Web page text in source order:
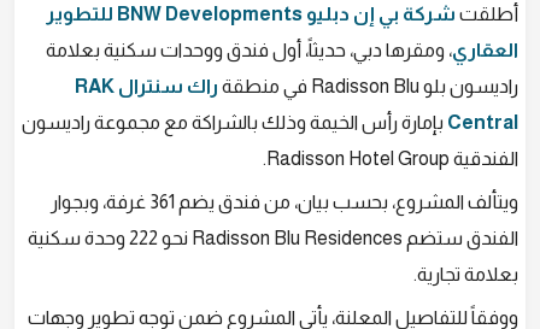
أطلقت
شركة بي إن دبليو BNW Developments للتطوير
العقاري، ومقرها دبي، حديثاً، أول فندق ووحدات سكنية بعلامة
راديسون بلو Radisson Blu في منطقة
راك سنترال RAK
Central بإمارة رأس الخيمة وذلك بالشراكة مع مجموعة راديسون
الفندقية Radisson Hotel Group.
ويتألف المشروع، بحسب بيان، من فندق يضم 361 غرفة، وبجوار
الفندق ستضم Radisson Blu Residences نحو 222 وحدة سكنية
بعلامة تجارية.
ووفقاً للتفاصيل المعلنة، يأتي المشروع ضمن توجه تطوير وجهات